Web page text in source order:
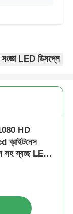
সংজ্ঞা LED ডিসপ্লে
HD
ব্রাইটনেস
সহ স্বচ্ছ LED